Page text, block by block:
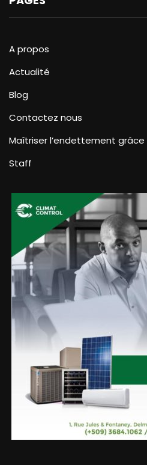
A propos
Actualité
Blog
Contactez nous
Maîtriser l’endettement
Staff